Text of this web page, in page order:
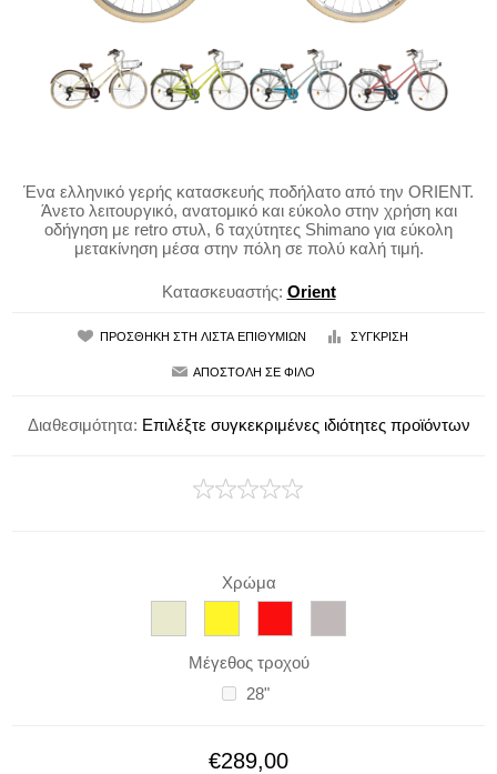
Ένα ελληνικό γερής κατασκευής ποδήλατο από την ORIENT.
Άνετο λειτουργικό, ανατομικό και εύκολο στην χρήση και
οδήγηση με retro στυλ, 6 ταχύτητες Shimano για εύκολη
μετακίνηση μέσα στην πόλη σε πολύ καλή τιμή.
Κατασκευαστής: Orient
Διαθεσιμότητα: Επιλέξτε συγκεκριμένες ιδιότητες προϊόντων
Χρώμα
Μέγεθος τροχού
28"
€289,00